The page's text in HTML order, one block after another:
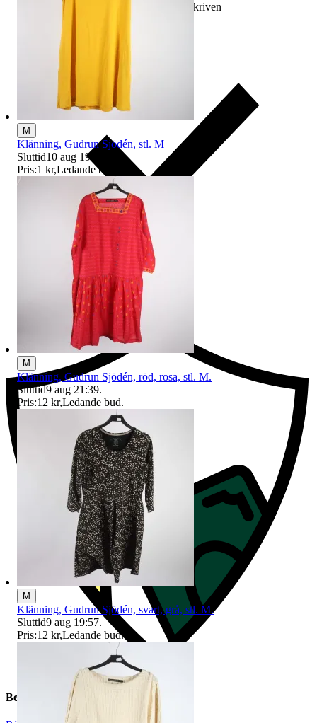
Ersättning om varan inte är som beskriven
Ersättning om du inte får din vara
Beskrivning
M
Klänning, Gudrun Sjödén, stl. M
Sluttid10 aug 19:26
Pris:1 kr,Ledande bud
M
Klänning, Gudrun Sjödén, röd, rosa, stl. M.
Sluttid9 aug 21:39.
Pris:12 kr,Ledande bud.
M
Klänning, Gudrun Sjödén, svart, grå, stl. M.
Sluttid9 aug 19:57.
Pris:12 kr,Ledande bud.